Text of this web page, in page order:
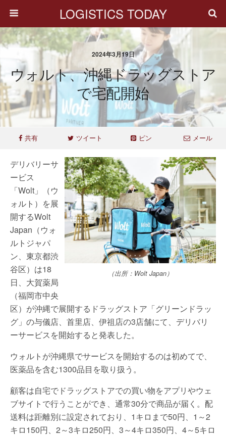
LOGISTICS TODAY
2024年3月19日
ウォルト、沖縄ドラッグストア
で宅配開始
共有 ツイート ピン メール
（出所：Wolt Japan）
デリバリーサ
ービス
「Wolt」（ウ
ォルト）を展
開するWolt
Japan（ウォ
ルトジャパ
ン、東京都渋
谷区）は18
日、大賀薬局
（福岡市中央
区）が沖縄で展開するドラッグストア「グリーンドラッ
グ」の与儀店、首里店、伊祖店の3店舗にて、デリバリ
ーサービスを開始すると発表した。
ウォルトが沖縄県でサービスを開始するのは初めてで、
医薬品を含む1300品目を取り扱う。
顧客は自宅でドラッグストアでの買い物をアプリやウェ
ブサイトで行うことができ、通常30分で商品が届く。配
送料は距離別に設定されており、1キロまで50円、1～2
キロ150円、2～3キロ250円、3～4キロ350円、4～5キロ